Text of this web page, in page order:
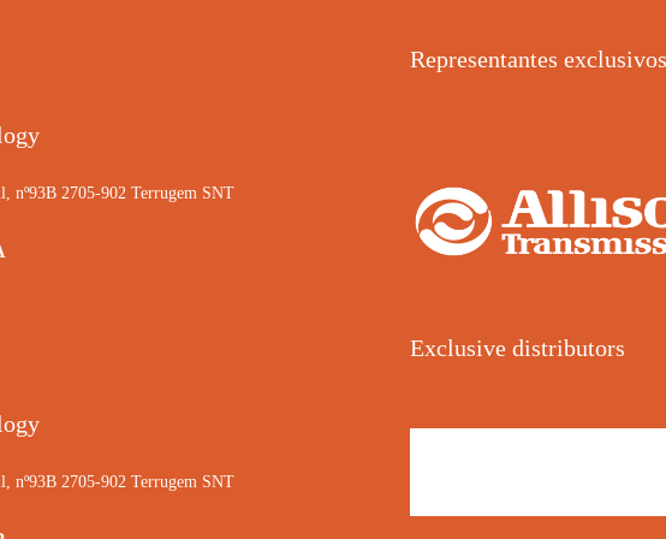
nº93B 2705-902 Terrugem SNT
Representantes exclusivos
nº93B 2705-902 Terrugem SNT
Exclusive distributors